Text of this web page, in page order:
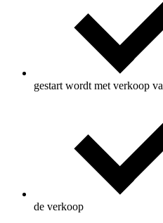
gestart wordt met verkoop
de verkoop